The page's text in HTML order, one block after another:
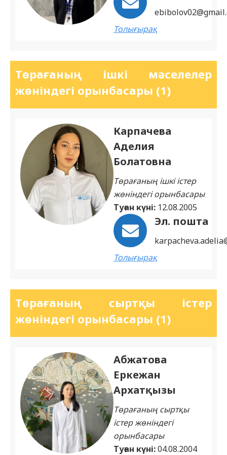
Толығырақ
Төрағаның ішкі мәселелер
жөніндегі орынбасары (1)
Карпачева
Аделия
Болатовна
Төрағаның ішкі істер
жөніндегі орынбасары
Туған күні: 12.08.2005
Эл. пошта
Толығырақ
Төрағаның сыртқы істер
жөніндегі орынбасары (1)
Абжатова
Еркежан
Архатқызы
Төрағаның сыртқы
істер жөніндегі
орынбасары
Туған күні:04.08.2004